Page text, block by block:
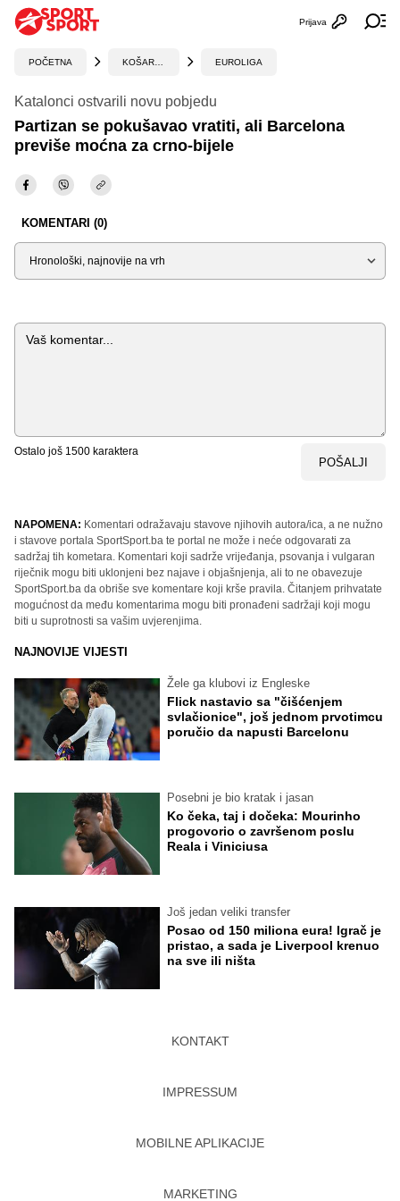
Otvori
Prijava
POČETNA EUROLIGA
Katalonci ostvarili novu pobjedu
Partizan se pokušavao vratiti, ali Barcelona
previše moćna za crno-bijele
KOMENTARI (0)
Sortiraj
Komentar
Ostalo još 1500 karaktera
POŠALJI
NAPOMENA: Komentari odražavaju stavove njihovih autora/ica, a ne nužno
i stavove portala SportSport.ba te portal ne može i neće odgovarati za
sadržaj tih kometara. Komentari koji sadrže vrijeđanja, psovanja i vulgaran
riječnik mogu biti uklonjeni bez najave i objašnjenja, ali to ne obavezuje
SportSport.ba da obriše sve komentare koji krše pravila. Čitanjem prihvatate
mogućnost da među komentarima mogu biti pronađeni sadržaji koji mogu
biti u suprotnosti sa vašim uvjerenjima.
NAJNOVIJE VIJESTI
Žele ga klubovi iz Engleske
Flick nastavio sa "čišćenjem
svlačionice", još jednom prvotimcu
poručio da napusti Barcelonu
Posebni je bio kratak i jasan
Ko čeka, taj i dočeka: Mourinho
progovorio o završenom poslu
Reala i Viniciusa
Još jedan veliki transfer
Posao od 150 miliona eura! Igrač je
pristao, a sada je Liverpool krenuo
na sve ili ništa
KONTAKT
IMPRESSUM
MOBILNE APLIKACIJE
MARKETING